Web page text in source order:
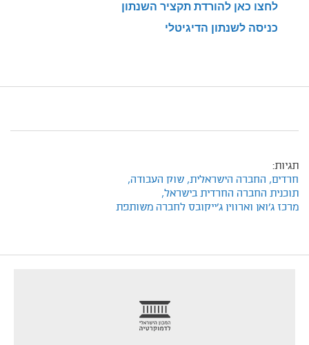
לחצו כאן להורדת תקציר השנתון
כניסה לשנתון הדיגיטלי
תגיות:
חרדים, החברה הישראלית, שוק העבודה,
תוכנית החברה החרדית בישראל,
מרכז ג'ואן וארווין ג'ייקובס לחברה משותפת